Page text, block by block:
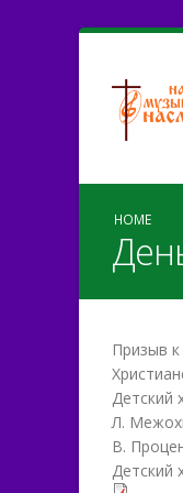
HOME
Призыв к
Детский
Л.
В.
Детский